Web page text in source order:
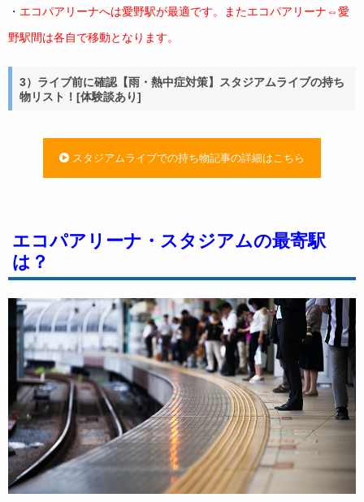
・ エコパアリーナへは愛野駅が最適です。またエコパアリーナ⇔愛
野駅間は各自で移動となります。
3）ライブ前に確認【雨・熱中症対策】スタジアムライブの持ち
物リスト！[体験談あり]
スタジアムライブでの持ち物記事の詳細はこちら
エコパアリーナ・スタジアムの最寄駅
は？